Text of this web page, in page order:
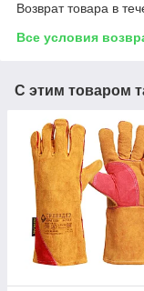
Возврат товара в
Все условия
С этим товаром